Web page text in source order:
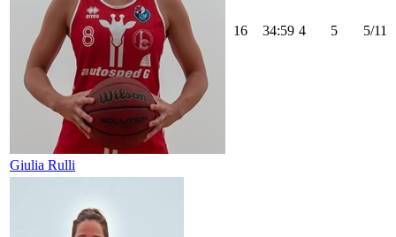
Giulia Rulli
16 34:59 4 5 5/11